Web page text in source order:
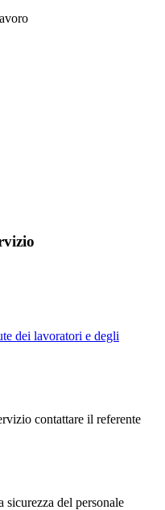
dei lavoratori e degli
contattare il referente
del personale